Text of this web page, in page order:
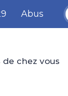
Abus
de chez vous